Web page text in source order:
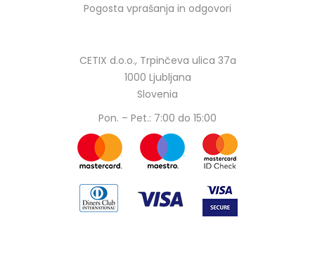
Pogosta vprašanja in odgovori
CETIX d.o.o., Trpinčeva ulica 37a
1000 Ljubljana
Slovenia
Pon. – Pet.: 7:00 do 15:00